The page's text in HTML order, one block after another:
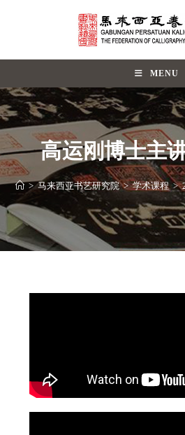
MENU
高运刚博士主
> 马来西亚书艺研究院 > 学术课程 >